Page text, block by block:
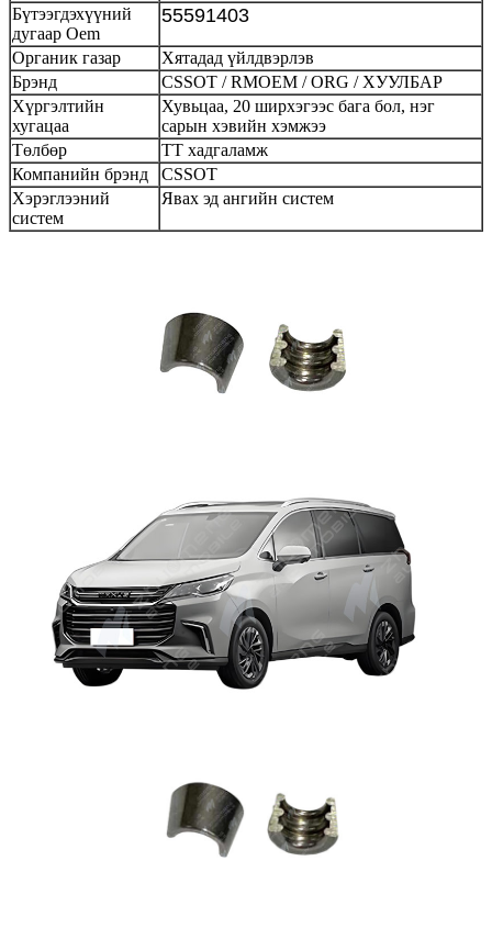
Бүтээгдэхүүний
дугаар Oem
55591403
Органик газар
Хятадад үйлдвэрлэв
Брэнд
CSSOT / RMOEM / ORG / ХУУЛБАР
Хүргэлтийн
хугацаа
Хувьцаа, 20 ширхэгээс бага бол, нэг
сарын хэвийн хэмжээ
Төлбөр
ТТ хадгаламж
Компанийн брэнд
CSSOT
Хэрэглээний
систем
Явах эд ангийн систем